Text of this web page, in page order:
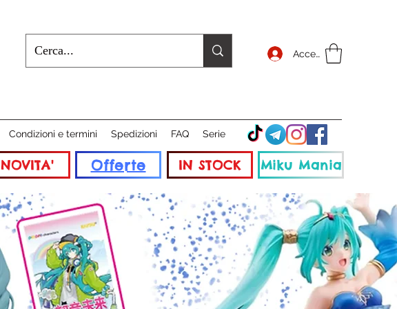
Accedi
Condizioni e termini Spedizioni FAQ Serie
NOVITA' Offerte IN STOCK Miku Mania